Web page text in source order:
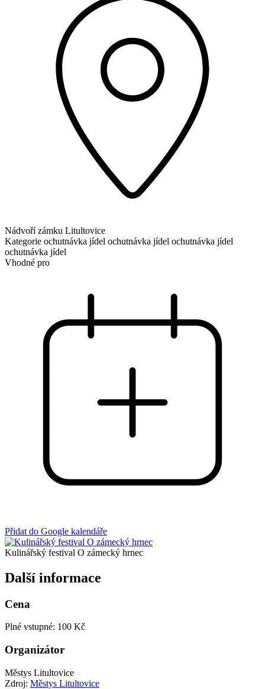
Nádvoří zámku Litultovice
Kategorie ochutnávka jídel ochutnávka jídel ochutnávka jídel
ochutnávka jídel
Vhodné pro
Přidat do Google kalendáře
Kulinářský festival O zámecký hrnec
Další informace
Cena
Plné vstupné: 100 Kč
Organizátor
Městys Litultovice
Zdroj: Městys Litultovice